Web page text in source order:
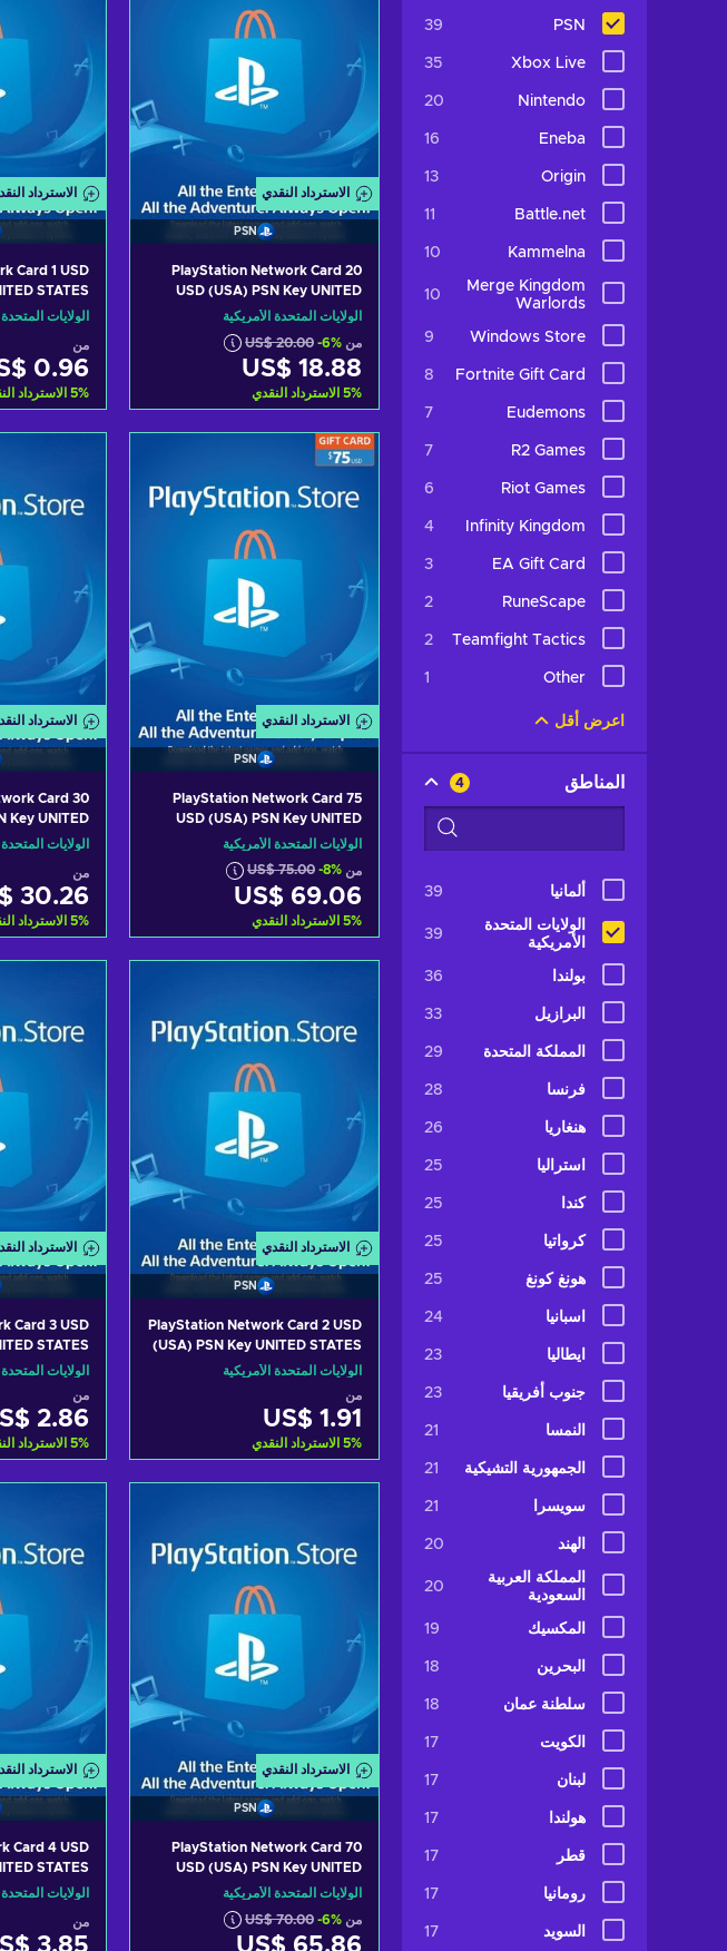
PSN
39
Xbox Live
35
Nintendo
20
Eneba
16
Origin
13
Battle.net
11
Kammelna
10
Merge Kingdom
Warlords
10
Windows Store
9
Fortnite Gift Card
8
Eudemons
7
R2 Games
7
Riot Games
6
Infinity Kingdom
4
EA Gift Card
3
RuneScape
2
Teamfight Tactics
2
Other
1
اعرض أقل
المناطق 4
ألمانيا 39
الولايات المتحدة
الأمريكية
39
بولندا 36
البرازيل 33
المملكة المتحدة 29
فرنسا 28
هنغاريا 26
استراليا 25
كندا 25
كرواتيا 25
هونغ كونغ 25
اسبانيا 24
ايطاليا 23
جنوب أفريقيا 23
النمسا 21
الجمهورية التشيكية 21
سويسرا 21
الهند 20
المملكة العربية
السعودية
20
المكسيك 19
البحرين 18
سلطنة عمان 18
الكويت 17
لبنان 17
هولندا 17
قطر 17
رومانيا 17
السويد 17
الاسترداد النقدي
PSN
PlayStation Network Card 20
USD (USA) PSN Key UNITED
STATES
الولايات المتحدة الأمريكية
من
US$ 20.00 -6%
US$ 18.88
5% الاسترداد النقدي
أضف إلى سلة التسوق
View offers
الاسترداد
Card 1 USD
STATES
الولايات
من
0.96
5% الاسترداد
الاسترداد النقدي
PSN
PlayStation Network Card 75
USD (USA) PSN Key UNITED
STATES
الولايات المتحدة الأمريكية
من
US$ 75.00 -8%
US$ 69.06
5% الاسترداد النقدي
الاسترداد
Card 30
Key UNITED
STATES
الولايات
من
30.26
5% الاسترداد
الاسترداد النقدي
PSN
PlayStation Network Card 2 USD
(USA) PSN Key UNITED STATES
الولايات المتحدة الأمريكية
من
US$ 1.91
5% الاسترداد النقدي
الاسترداد
Card 3 USD
STATES
الولايات
من
2.86
5% الاسترداد
الاسترداد النقدي
PSN
PlayStation Network Card 70
USD (USA) PSN Key UNITED
STATES
الولايات المتحدة الأمريكية
من
US$ 70.00 -6%
الاسترداد
Card 4 USD
STATES
الولايات
من